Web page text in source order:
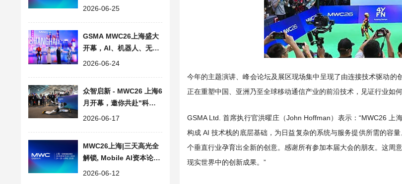
海世界移动通信大会
2026-06-25
GSMA MWC26上海盛大
开幕，AI、机器人、无人
机引领创新浪潮
2026-06-24
众智启新 - MWC26 上海6
月开幕，邀你共赴"科技
嘉年华"
2026-06-17
MWC26上海|三天高光全
解锁, Mobile AI资本论坛
深度揭秘, 倒计时冲刺！
2026-06-12
今年的主题演讲、峰会论坛及展区现场集中呈现了由连接技术驱动
正在重塑中国、亚洲乃至全球移动通信产业的前沿技术，见证行业如
GSMA Ltd. 首席执行官洪曜庄（John Hoffman）表示：“MWC26
构成 AI 技术栈的底层基础，为日益复杂的系统与服务提供所需的容
个垂直行业孕育出全新的创意。感谢所有参加本届大会的朋友。这周
现实世界中的创新成果。”